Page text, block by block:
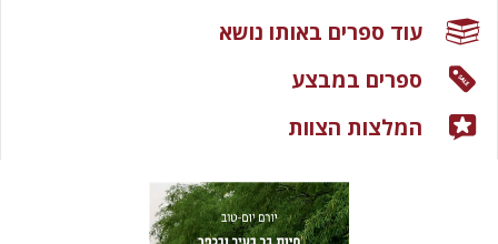
עוד ספרים באותו נושא
ספרים במבצע
המלצות הצוות